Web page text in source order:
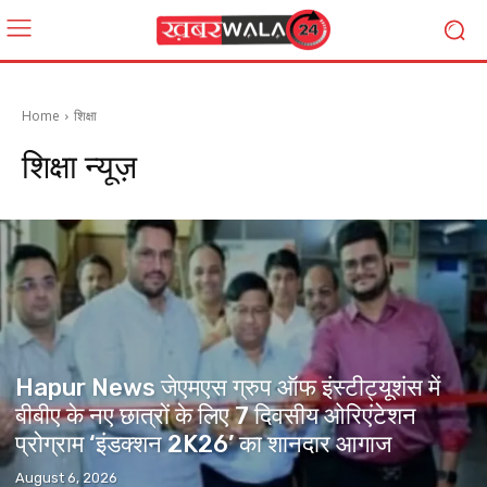
Home शिक्षा
शिक्षान्यूज़
Hapur News जेएमएस ग्रुप ऑफ इंस्टीट्यूशंस में
बीबीए के नए छात्रों के लिए 7 दिवसीय ओरिएंटेशन
प्रोग्राम ‘इंडक्शन 2K26’ का शानदार आगाज
August 6, 2026